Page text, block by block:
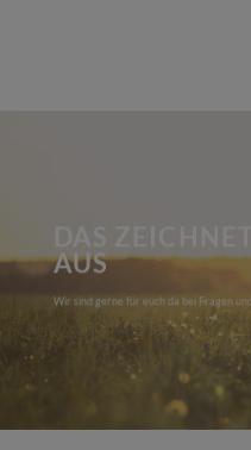
AUS
Wir sind gerne für euch da bei Fragen